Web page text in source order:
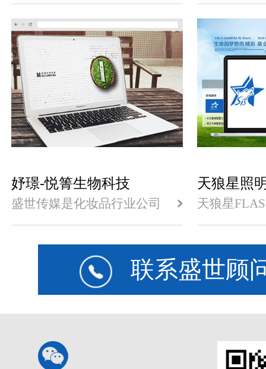
站建设,乐清网站制作,乐清
网页设计公司,专注于官网建
设,营销型网站建设,SEO优
化推广服务,一直为用户提供
超期望值的网络用户体验,期
待与更多的乐清公司企业合
作!
案,还提供
装修服务与
案
众多知名
来电洽谈
您提供游
设,教学仪
设,淘气堡
童滑梯公司
备公司网站
备网站建设
站制作,永
关服务!
妤璟-悦箐生物科技
盛世传媒是化妆品行业公司
多化妆品公司提供激动人心
的服务,化妆品公司网站建设
天狼星照
天狼星
把所有的产
部用视频方
赏的理念,
气的天狼星
联系盛世顾